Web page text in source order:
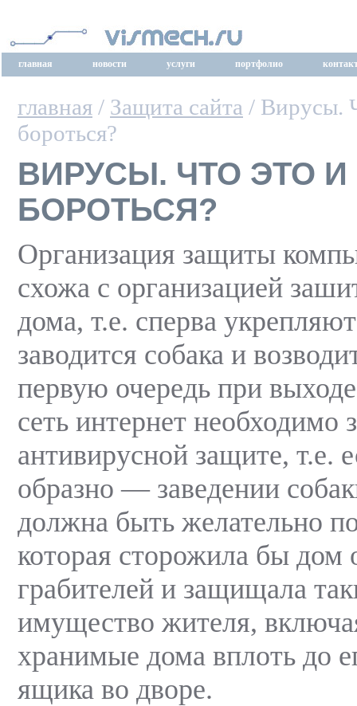
главная новости услуги портфолио
главная / Защита сайта / Вирусы.
бороться?
ВИРУСЫ. ЧТО ЭТО И
БОРОТЬСЯ?
Организация защиты
схожа с организацией
дома, т.е. сперва
заводится собака и
первую очередь при
сеть интернет необходимо
антивирусной защите, т.е.
образно — заведении
должна быть желательно
которая сторожила бы дом
грабителей и защищала
имущество жителя,
хранимые дома вплоть до
ящика во дворе.